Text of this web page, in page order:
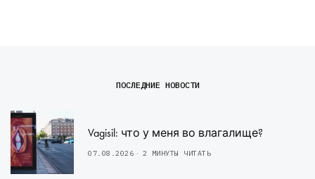
ПОСЛЕДНИЕ НОВОСТИ
Vagisil: что у меня во влагалище?
07.08.2026 2 МИНУТЫ ЧИТАТЬ